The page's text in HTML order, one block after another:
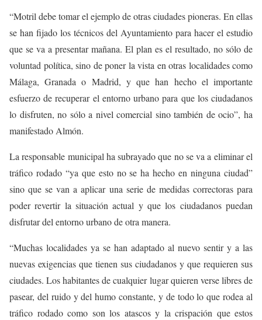
“Motril debe tomar el ejemplo de otras ciudades pioneras. En ellas
se han fijado los técnicos del Ayuntamiento para hacer el estudio
que se va a presentar mañana. El plan es el resultado, no sólo de
voluntad política, sino de poner la vista en otras localidades como
Málaga, Granada o Madrid, y que han hecho el importante
esfuerzo de recuperar el entorno urbano para que los ciudadanos
lo disfruten, no sólo a nivel comercial sino también de ocio”, ha
manifestado Almón.
La responsable municipal ha subrayado que no se va a eliminar el
tráfico rodado “ya que esto no se ha hecho en ninguna ciudad”
sino que se van a aplicar una serie de medidas correctoras para
poder revertir la situación actual y que los ciudadanos puedan
disfrutar del entorno urbano de otra manera.
“Muchas localidades ya se han adaptado al nuevo sentir y a las
nuevas exigencias que tienen sus ciudadanos y que requieren sus
ciudades. Los habitantes de cualquier lugar quieren verse libres de
pasear, del ruido y del humo constante, y de todo lo que rodea al
tráfico rodado como son los atascos y la crispación que estos